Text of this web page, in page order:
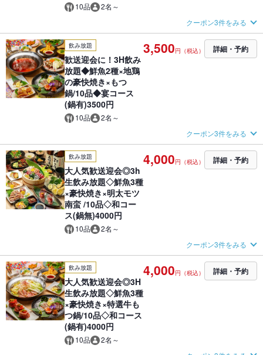
10品 2名～
クーポン3件をみる
飲み放題
歓送迎会に！3H飲み
放題◆鮮魚2種×地鶏
の豪快焼き×もつ
鍋/10品◆宴コース
(鍋有)3500円
10品 2名～
3,500円（税込） 詳細・予約
クーポン3件をみる
飲み放題
大人気歓送迎会◎3h
生飲み放題◇鮮魚3種
×豪快焼き×明太モツ
南蛮 /10品◇和コー
ス(鍋無)4000円
10品 2名～
4,000円（税込） 詳細・予約
クーポン3件をみる
飲み放題
大人気歓送迎会◎3H
生飲み放題◇鮮魚3種
×豪快焼き×特選牛も
つ鍋/10品◇和コース
(鍋有)4000円
10品 2名～
4,000円（税込） 詳細・予約